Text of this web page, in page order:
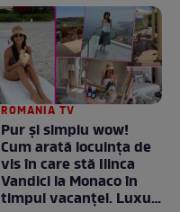
ROMANIA TV
Pur și simplu wow!
Cum arată locuința de
vis în care stă Ilinca
Vandici la Monaco în
timpul vacanței. Luxul